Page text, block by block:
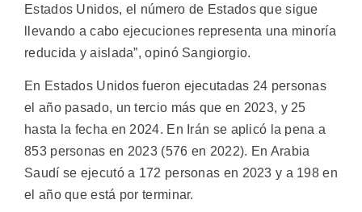
Estados Unidos, el número de Estados que sigue
llevando a cabo ejecuciones representa una minoría
reducida y aislada”, opinó Sangiorgio.
En Estados Unidos fueron ejecutadas 24 personas
el año pasado, un tercio más que en 2023, y 25
hasta la fecha en 2024. En Irán se aplicó la pena a
853 personas en 2023 (576 en 2022). En Arabia
Saudí se ejecutó a 172 personas en 2023 y a 198 en
el año que está por terminar.